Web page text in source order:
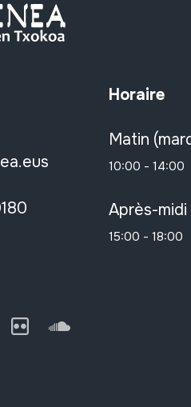
Vimeo FlickrSoundCloud
Horaire
Matin
10:00 - 14:00
Après-midi
15:00 - 18:00